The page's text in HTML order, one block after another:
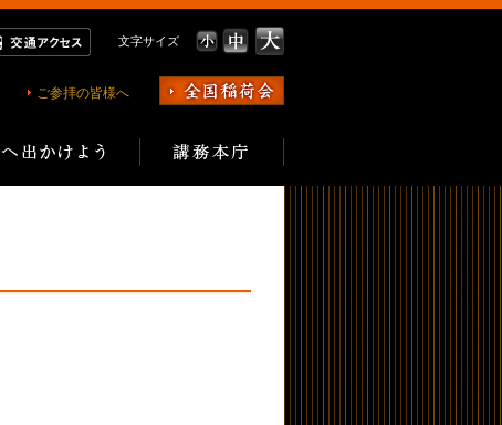
文字サイズ
ご参拝の皆様へ